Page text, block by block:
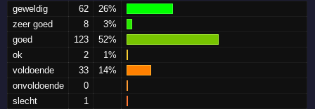
geweldig 62
26%
zeer goed
8
3%
goed
123
52%
ok
2
1%
voldoende
33
14%
onvoldoende
0
slecht
1